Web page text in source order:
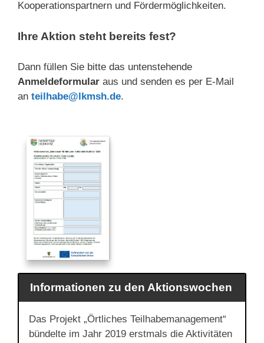
Kooperationspartnern und Fördermöglichkeiten.
Ihre Aktion steht bereits fest?
Dann füllen Sie bitte das untenstehende
Anmeldeformular aus und senden es per E-Mail
an teilhabe@lkmsh.de.
Informationen zu den Aktionswochen
Das Projekt „Örtliches Teilhabemanagement“
bündelte im Jahr 2019 erstmals die Aktivitäten